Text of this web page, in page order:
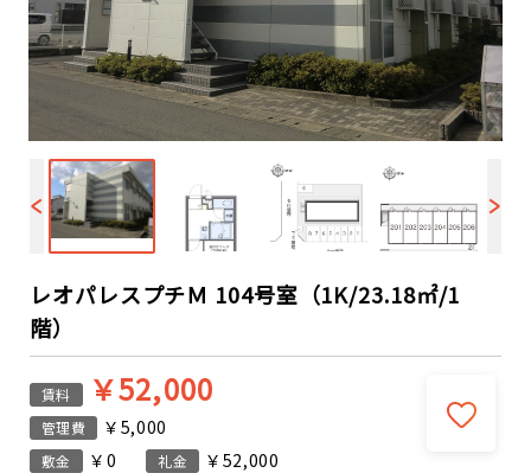
レオパレスプチＭ 104号室（1K/23.18㎡/1
階）
賃料 ￥52,000
管理費 ￥5,000
敷金 ￥0 礼金 ￥52,000